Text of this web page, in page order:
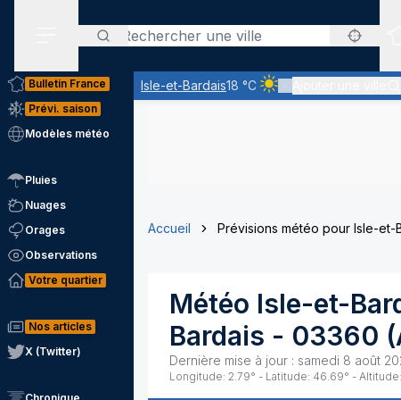
Rechercher
Isle-et-Bardais18 °C
Ciel clair - quasiment
Bulletin France
Prévi. saison
Modèles météo
Pluies
Nuages
Orages
Observations
Votre quartier
Nos articles
X (Twitter)
Accueil Prévisions météo pour Isle-et-
Météo Isle-et-
Bardais - 03360 (
Dernière mise à jour : samedi 8 août
Longitude: 2.79° - Latitude: 46.69° - Altitude: